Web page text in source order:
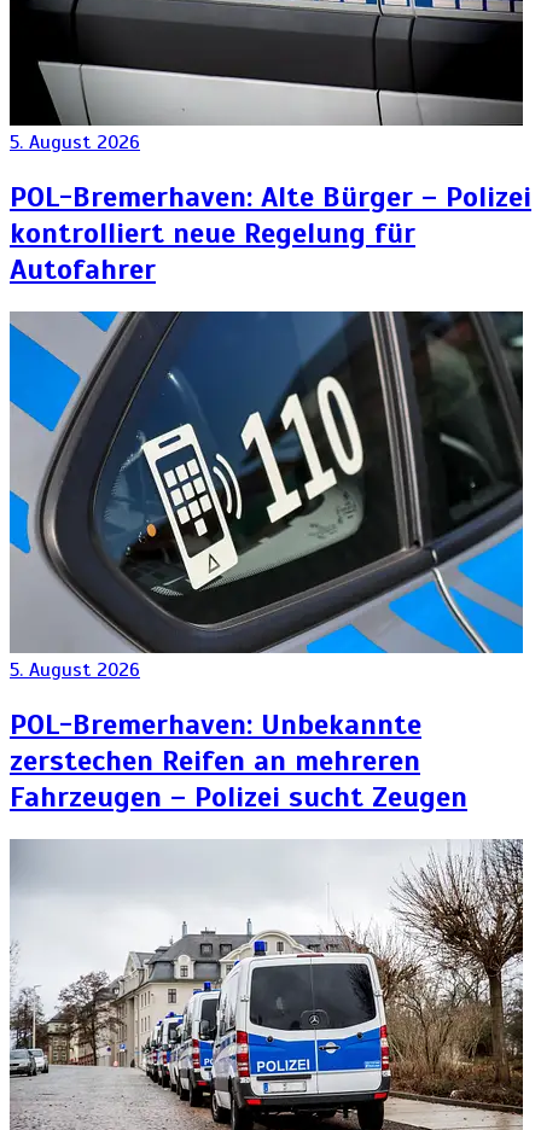
5. August 2026
POL-Bremerhaven: Alte Bürger – Polizei
kontrolliert neue Regelung für
Autofahrer
5. August 2026
POL-Bremerhaven: Unbekannte
zerstechen Reifen an mehreren
Fahrzeugen – Polizei sucht Zeugen